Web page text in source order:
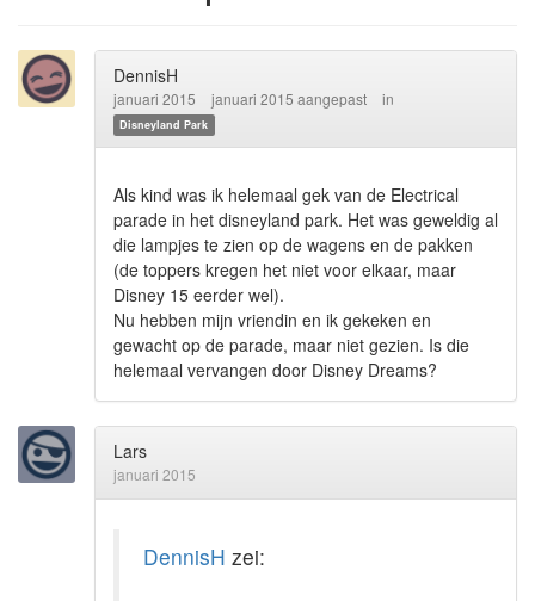
DennisH
januari 2015 januari 2015 aangepast in
Disneyland Park
Als kind was ik helemaal gek van de Electrical
parade in het disneyland park. Het was geweldig al
die lampjes te zien op de wagens en de pakken
(de toppers kregen het niet voor elkaar, maar
Disney 15 eerder wel).
Nu hebben mijn vriendin en ik gekeken en
gewacht op de parade, maar niet gezien. Is die
helemaal vervangen door Disney Dreams?
Lars
januari 2015
DennisH zei: